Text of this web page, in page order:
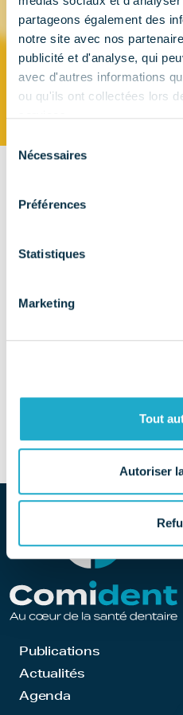
partageons également des
notre site avec nos
publicité et d'analyse, qui
avec d'autres informations
ou qu'ils ont collectées lors
Nécessaires
Préférences
Statistiques
Marketing
Tout
Autoriser
NEOLIX
11, avenue Raoul Vadepied
EMAIL
Publications
Actualités
Agenda